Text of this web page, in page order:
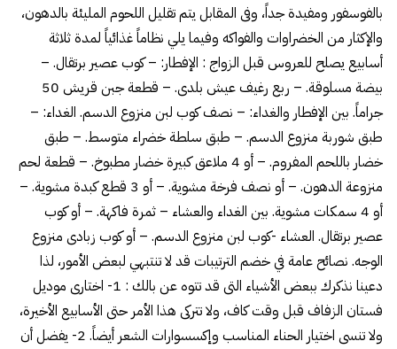
بالفوسفور ومفيدة جداً، وفى المقابل يتم تقليل اللحوم المليئة بالدهون،
والإكثار من الخضراوات والفواكه وفيما يلي نظاماً غذائياً لمدة ثلاثة
أسابيع يصلح للعروس قبل الزواج : الإفطار: – كوب عصير برتقال. –
بيضة مسلوقة. – ربع رغيف عيش بلدى. – قطعة جبن قريش 50
جراماً. بين الإفطار والغداء: – نصف كوب لبن منزوع الدسم. الغداء: –
طبق شوربة منزوع الدسم. – طبق سلطة خضراء متوسط. – طبق
خضار باللحم المفروم. – أو 4 ملاعق كبيرة خضار مطبوخ. – قطعة لحم
منزوعة الدهون. – أو نصف فرخة مشوية. – أو 3 قطع كبدة مشوية. –
أو 4 سمكات مشوية. بين الغداء والعشاء – ثمرة فاكهة. – أو كوب
عصير برتقال. العشاء -كوب لبن منزوع الدسم. – أو كوب زبادى منزوع
الوجه. نصائح عامة في خضم الترتيبات قد لا تنتبهي لبعض الأمور، لذا
دعينا نذكرك ببعض الأشياء التى قد تتوه عن بالك : 1- اختارى موديل
فستان الزفاف قبل وقت كاف، ولا تتركى هذا الأمر حتى الأسابيع الأخيرة،
ولا تنسى اختيار الحناء المناسب وإكسسوارات الشعر أيضاً. 2- يفضل أن